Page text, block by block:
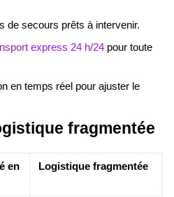
de secours prêts à intervenir.
express 24 h/24 pour toute
en temps réel pour ajuster le
fragmentée
en
Logistique fragmentée